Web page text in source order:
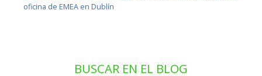
oficina de EMEA en Dublín
BUSCAR EN EL BLOG